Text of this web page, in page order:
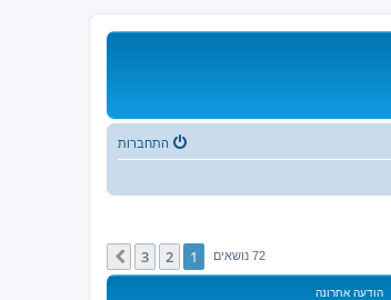
התחברות
72 נושאים 1
2
3 הבא
הודעה אחרונה